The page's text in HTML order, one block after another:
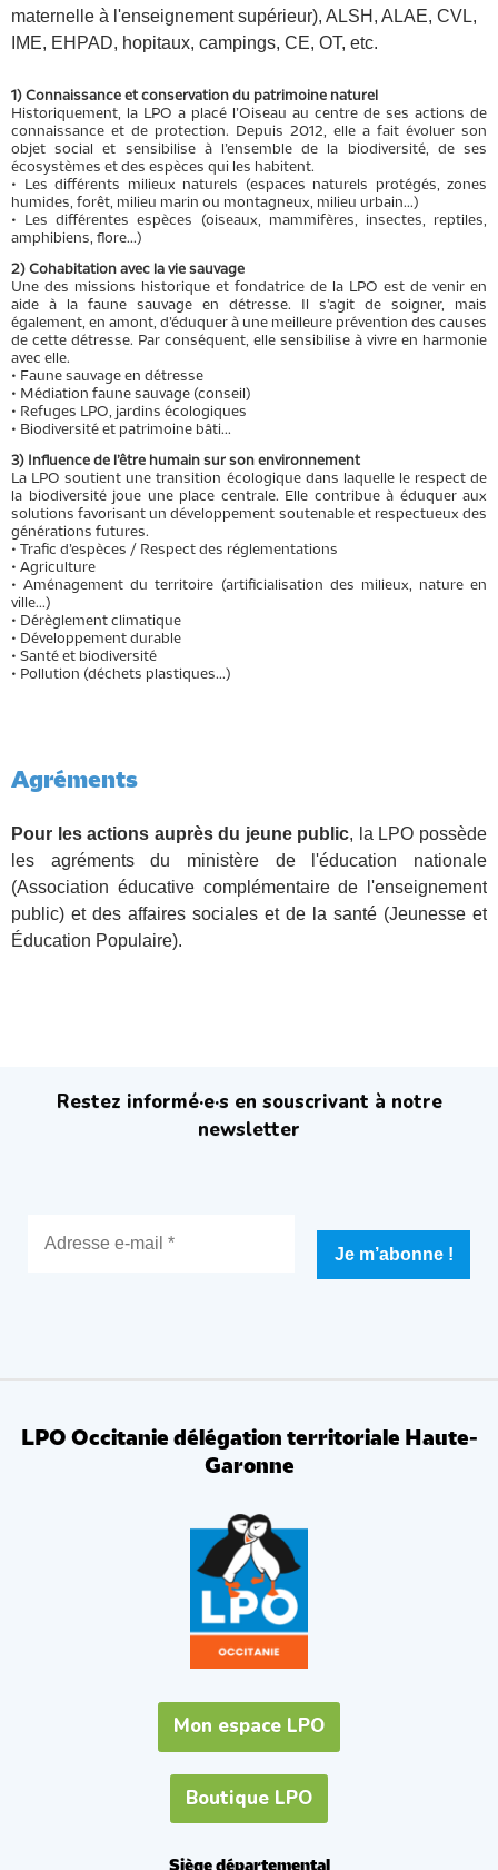
maternelle à l'enseignement supérieur), ALSH, ALAE, CVL,
IME, EHPAD, hopitaux, campings, CE, OT, etc.
1) Connaissance et conservation du patrimoine naturel
Historiquement, la LPO a placé l’Oiseau au centre de ses actions de
connaissance et de protection. Depuis 2012, elle a fait évoluer son
objet social et sensibilise à l’ensemble de la biodiversité, de ses
écosystèmes et des espèces qui les habitent.
• Les différents milieux naturels (espaces naturels protégés, zones
humides, forêt, milieu marin ou montagneux, milieu urbain...)
• Les différentes espèces (oiseaux, mammifères, insectes, reptiles,
amphibiens, flore...)
2) Cohabitation avec la vie sauvage
Une des missions historique et fondatrice de la LPO est de venir en
aide à la faune sauvage en détresse. Il s’agit de soigner, mais
également, en amont, d’éduquer à une meilleure prévention des causes
de cette détresse. Par conséquent, elle sensibilise à vivre en harmonie
avec elle.
• Faune sauvage en détresse
• Médiation faune sauvage (conseil)
• Refuges LPO, jardins écologiques
• Biodiversité et patrimoine bâti...
3) Influence de l’être humain sur son environnement
La LPO soutient une transition écologique dans laquelle le respect de
la biodiversité joue une place centrale. Elle contribue à éduquer aux
solutions favorisant un développement soutenable et respectueux des
générations futures.
• Trafic d’espèces / Respect des réglementations
• Agriculture
• Aménagement du territoire (artificialisation des milieux, nature en
ville...)
• Dérèglement climatique
• Développement durable
• Santé et biodiversité
• Pollution (déchets plastiques...)
Agréments
Pour les actions auprès du jeune public, la LPO possède
les agréments du ministère de l'éducation nationale
(Association éducative complémentaire de l'enseignement
public) et des affaires sociales et de la santé (Jeunesse et
Éducation Populaire).
Restez informé·e·s en souscrivant à notre
newsletter
LPO Occitanie délégation territoriale Haute-
Garonne
Mon espace LPO
Boutique LPO